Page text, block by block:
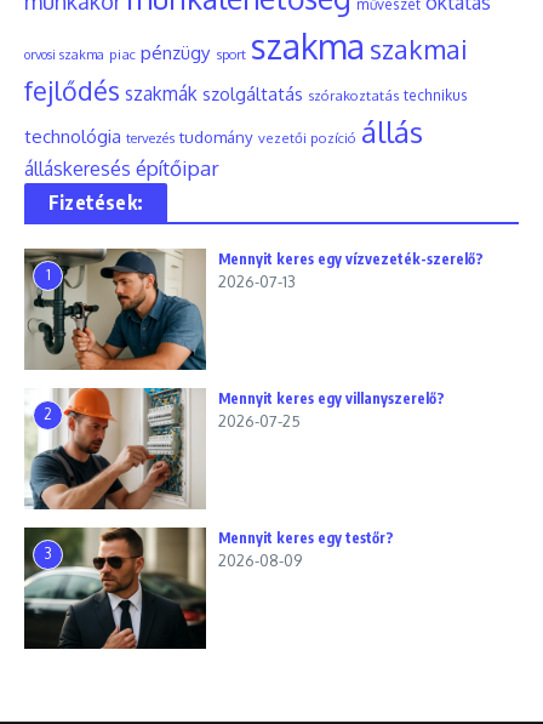
művészet
orvosi szakma piac pénzügy sport szakma szakmai
fejlődés szakmák szolgáltatás szórakoztatás technikus
technológia tervezés tudomány vezetői pozíció állás
álláskeresés építőipar
Fizetések:
1
Mennyit keres egy vízvezeték-szerelő?
2026-07-13
2
Mennyit keres egy villanyszerelő?
2026-07-25
3
Mennyit keres egy testőr?
2026-08-09